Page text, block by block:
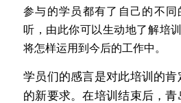
参与的学员都有了自己的不
听，由此你可以生动地了解培
将怎样运用到今后的工作中。
学员们的感言是对此培训的
的新要求。在培训结束后，